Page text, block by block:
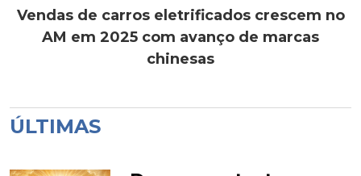
Vendas de carros eletrificados crescem no
AM em 2025 com avanço de marcas
chinesas
ÚLTIMAS